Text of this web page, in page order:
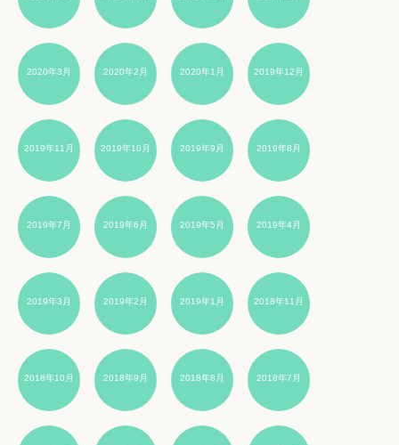
2020年3月 2020年2月 2020年1月 2019年12月
2019年11月 2019年10月 2019年9月 2019年8月
2019年7月 2019年6月 2019年5月 2019年4月
2019年3月 2019年2月 2019年1月 2018年11月
2018年10月 2018年9月 2018年8月 2018年7月